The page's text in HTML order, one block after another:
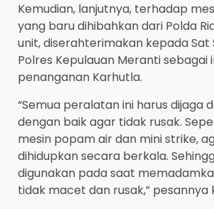
Kemudian, lanjutnya, terhadap
yang baru dihibahkan dari Polda
unit, diserahterimakan kepada
Polres Kepulauan Meranti sebagai
penanganan Karhutla.
“Semua peralatan ini harus dijaga
dengan baik agar tidak rusak.
mesin popam air dan mini strike,
dihidupkan secara berkala.
digunakan pada saat
tidak macet dan rusak,” pesannya